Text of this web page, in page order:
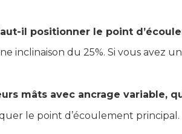
il positionner le point
inclinaison du 25%. Si vous avez
mâts avec ancrage variable,
le point d’écoulement